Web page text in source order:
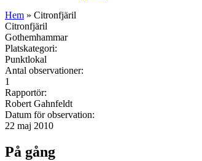
Hem » Citronfjäril
Citronfjäril
Gothemhammar
Platskategori:
Punktlokal
Antal observationer:
1
Rapportör:
Robert Gahnfeldt
Datum för observation:
22 maj 2010
På gång